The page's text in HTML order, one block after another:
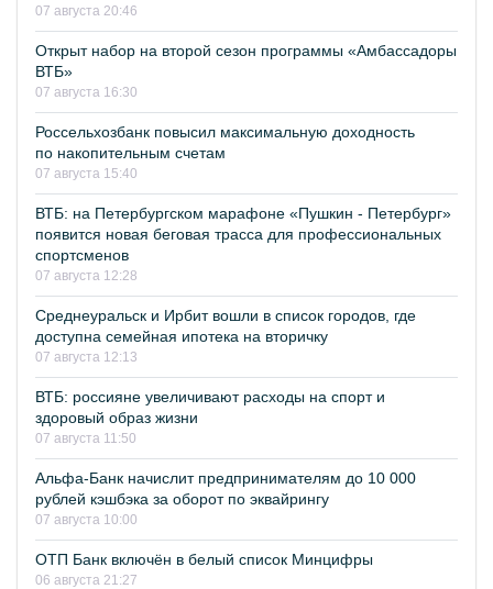
07 августа 20:46
Открыт набор на второй сезон программы «Амбассадоры
ВТБ»
07 августа 16:30
Россельхозбанк повысил максимальную доходность
по накопительным счетам
07 августа 15:40
ВТБ: на Петербургском марафоне «Пушкин - Петербург»
появится новая беговая трасса для профессиональных
спортсменов
07 августа 12:28
Среднеуральск и Ирбит вошли в список городов, где
доступна семейная ипотека на вторичку
07 августа 12:13
ВТБ: россияне увеличивают расходы на спорт и
здоровый образ жизни
07 августа 11:50
Альфа-Банк начислит предпринимателям до 10 000
рублей кэшбэка за оборот по эквайрингу
07 августа 10:00
ОТП Банк включён в белый список Минцифры
06 августа 21:27